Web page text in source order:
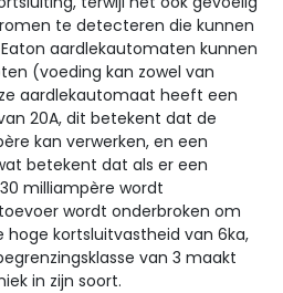
te detecteren die kunnen
aardlekautomaten kunnen
(voeding kan zowel van
aardlekautomaat heeft een
20A, dit betekent dat de
kan verwerken, en een
betekent dat als er een
milliampère wordt
wordt onderbroken om
hoge kortsluitvastheid van 6ka,
van 3 maakt
in zijn soort.